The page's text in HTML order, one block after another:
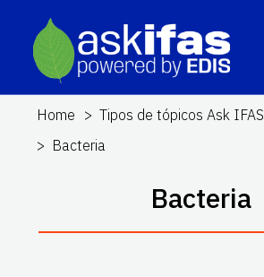
Home Tipos de tópicos Ask IFAS
Bacteria
Bacteria